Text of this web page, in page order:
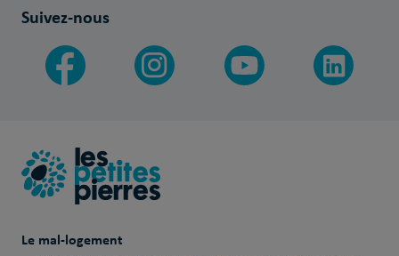
Suivez-nous
Le mal-logement